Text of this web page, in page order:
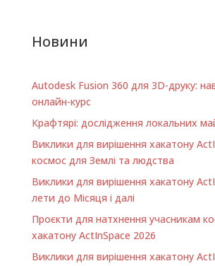
Новини
Autodesk Fusion 360 для 3D-друку:
онлайн-курс
Крафтярі: дослідження локальних
Виклики для вирішення хакатону
космос для Землі та людства
Виклики для вирішення хакатону
лети до Місяця і далі
Проєкти для натхнення учасникам
хакатону ActInSpace 2026
Виклики для вирішення хакатону